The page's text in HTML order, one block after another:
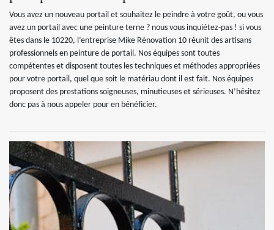
Vous avez un nouveau portail et souhaitez le peindre à votre goût, ou vous
avez un portail avec une peinture terne ? nous vous inquiétez-pas ! si vous
êtes dans le 10220, l’entreprise Mike Rénovation 10 réunit des artisans
professionnels en peinture de portail. Nos équipes sont toutes
compétentes et disposent toutes les techniques et méthodes appropriées
pour votre portail, quel que soit le matériau dont il est fait. Nos équipes
proposent des prestations soigneuses, minutieuses et sérieuses. N’hésitez
donc pas à nous appeler pour en bénéficier.